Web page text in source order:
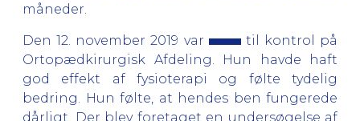
måneder.
Den 12. november 2019 var
til kontrol på
Ortopædkirurgisk Afdeling. Hun havde haft
god effekt af fysioterapi og følte tydelig
bedring. Hun følte, at hendes ben fungerede
dårligt. Der blev foretaget en undersøgelse af